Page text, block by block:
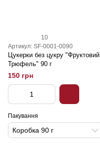
10
Артикул: SF-0001-0090
Цукерки без цукру "Фруктовий
Трюфель" 90 г
150 грн
Пакування
Коробка 90 г